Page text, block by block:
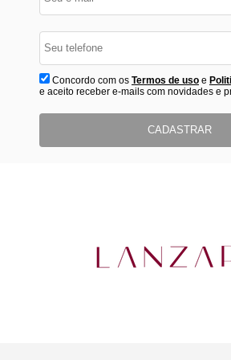
Concordo com os Termos de usoe
e aceito receber e-mails com novidades e
CADASTRAR